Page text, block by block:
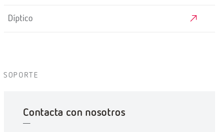
Díptico
SOPORTE
Contacta con nosotros